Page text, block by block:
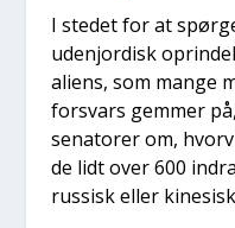
I ste­det for at
udenjor­disk
ali­ens, som man­ge
for­svars gem­mer
sena­to­rer om,
de lidt over 600
rus­sisk eller